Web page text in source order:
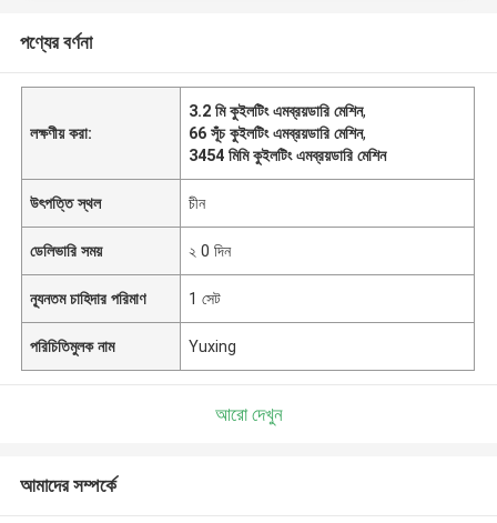
পণ্যের বর্ণনা
লক্ষণীয় করা:
3.2 মি কুইলটিং এমব্রয়ডারি মেশিন,
66 সূঁচ কুইলটিং এমব্রয়ডারি মেশিন,
3454 মিমি কুইলটিং এমব্রয়ডারি মেশিন
উৎপত্তি স্থল চীন
ডেলিভারি সময় ২ 0 দিন
ন্যূনতম চাহিদার পরিমাণ 1 সেট
পরিচিতিমুলক নাম Yuxing
আরো দেখুন
আমাদের সম্পর্কে